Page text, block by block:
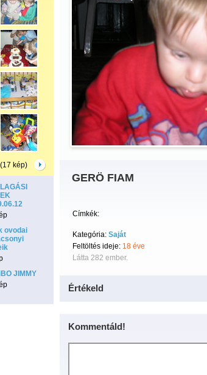
kép)
ovodai
JIMMY
GERÖ FIAM
Címkék:
Kategória: Saját
Feltöltés ideje: 18 éve
Látta 282 ember.
Értékeld
Kommentáld!